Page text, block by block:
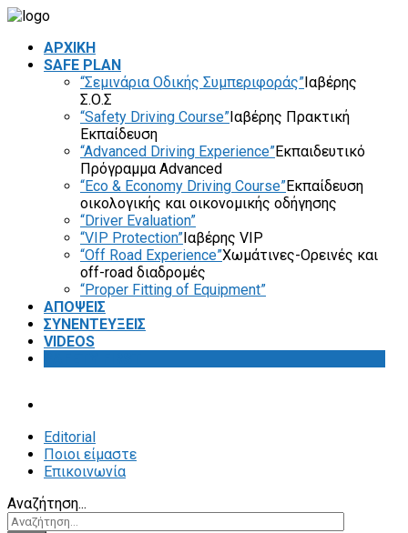
ΑΡΧΙΚΗ
SAFE PLAN
“Σεμινάρια Οδικής Συμπεριφοράς”Ιαβέρης
Σ.Ο.Σ
“Safety Driving Course”Ιαβέρης Πρακτική
Εκπαίδευση
“Advanced Driving Experience”Εκπαιδευτικό
Πρόγραμμα Advanced
“Eco & Economy Driving Course”Εκπαίδευση
οικολογικής και οικονομικής οδήγησης
“Driver Evaluation”
“VIP Protection”Ιαβέρης VIP
“Off Road Experience”Χωμάτινες-Ορεινές και
off-road διαδρομές
“Proper Fitting of Equipment”
ΑΠΟΨΕΙΣ
ΣΥΝΕΝΤΕΥΞΕΙΣ
VIDEOS
Editorial
Ποιοι είμαστε
Επικοινωνία
Αναζήτηση...